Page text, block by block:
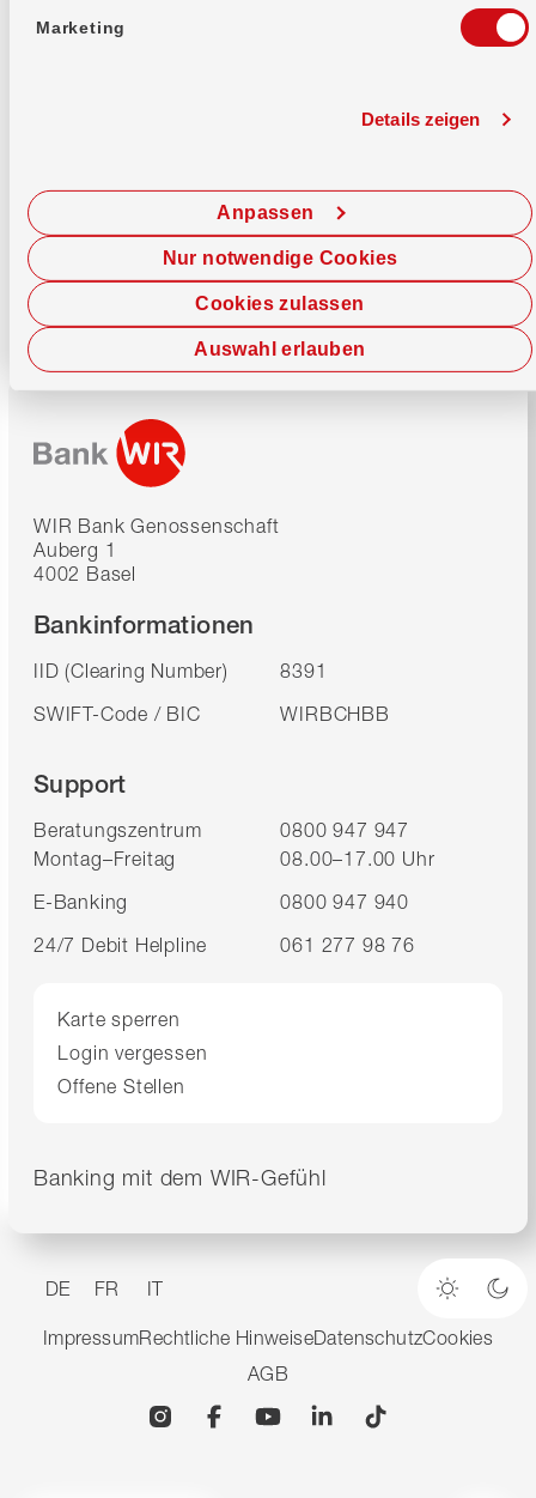
Marketing
Details zeigen
Cookies zulassen
Anpassen
Auswahl erlauben
Nur notwendige Cookies
Jetzt chatten
WIR Bank Genossenschaft
Auberg 1
4002 Basel
Bankinformationen
IID (Clearing Number)
8391
SWIFT-Code / BIC
WIRBCHBB
Support
Beratungszentrum
0800 947 947
Montag–Freitag
08.00–17.00 Uhr
E-Banking
0800 947 940
24/7 Debit Helpline
061 277 98 76
Karte sperren
Login vergessen
Offene Stellen
Banking mit dem WIR-Gefühl
DE FR IT
Heller
ImpressumRechtliche HinweiseDatenschutzCookies
AGB
InstagramFacebookYouTubeLinkedin